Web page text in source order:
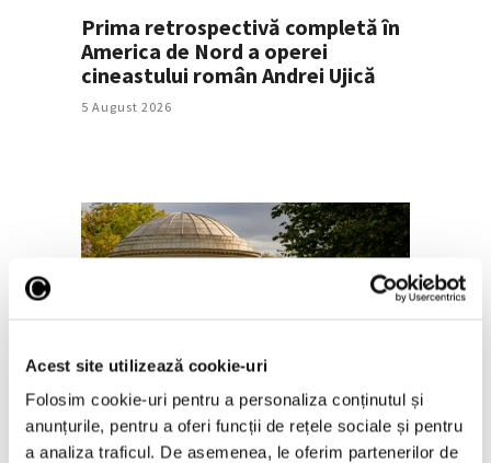
Acest site utilizează cookie-uri
Folosim cookie-uri pentru a personaliza conținutul și
anunțurile, pentru a oferi funcții de rețele sociale și pentru
a analiza traficul. De asemenea, le oferim partenerilor de
Prima retrospectivă completă în
America de Nord a operei
cineastului român Andrei Ujică
5 August 2026
Arta grădinilor peisagistice, la
Palatul Versailles
4 August 2026